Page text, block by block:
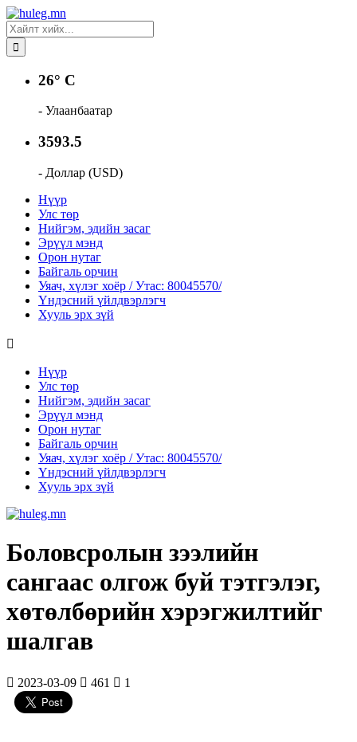
26° C
- Улаанбаатар
3593.5
- Доллар (USD)
Нүүр
Улс төр
Нийгэм, эдийн засаг
Эрүүл мэнд
Орон нутаг
Байгаль орчин
Уяач, хүлэг хоёр / Утас: 80045570/
Үндэсний үйлдвэрлэгч
Хууль эрх зүй
Нүүр
Улс төр
Нийгэм, эдийн засаг
Эрүүл мэнд
Орон нутаг
Байгаль орчин
Уяач, хүлэг хоёр / Утас: 80045570/
Үндэсний үйлдвэрлэгч
Хууль эрх зүй
Боловсролын зээлийн
сангаас олгож буй тэтгэлэг,
хөтөлбөрийн хэрэгжилтийг
шалгав
2023-03-09 461 1